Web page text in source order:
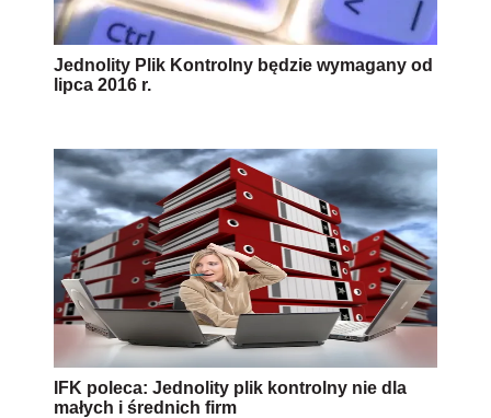
Jednolity Plik Kontrolny będzie wymagany od
lipca 2016 r.
IFK poleca: Jednolity plik kontrolny nie dla
małych i średnich firm